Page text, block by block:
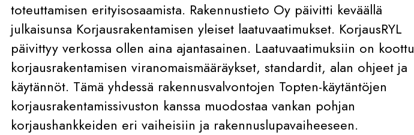
toteuttamisen erityisosaamista. Rakennustieto Oy päivitti keväällä
julkaisunsa Korjausrakentamisen yleiset laatuvaatimukset. KorjausRYL
päivittyy verkossa ollen aina ajantasainen. Laatuvaatimuksiin on koottu
korjausrakentamisen viranomaismääräykset, standardit, alan ohjeet ja
käytännöt. Tämä yhdessä rakennusvalvontojen Topten-käytäntöjen
korjausrakentamissivuston kanssa muodostaa vankan pohjan
korjaushankkeiden eri vaiheisiin ja rakennuslupavaiheeseen.